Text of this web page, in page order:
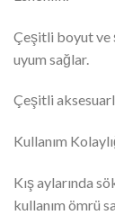
Çeşitli boyut ve
uyum sağlar.
Çeşitli
Kullanım
Kış aylarında
kullanım ömrü